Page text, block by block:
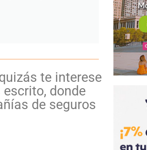
te interese
donde
de seguros